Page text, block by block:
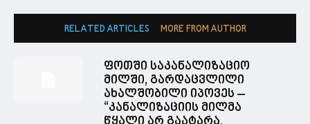
RELATED ARTICLES MORE FROM AUTHOR
ფოთში საკანალიზაციო
მილში, გარდაცვლილი
ახალშობილი იპოვეს –
“კანალიზაციის მილმა